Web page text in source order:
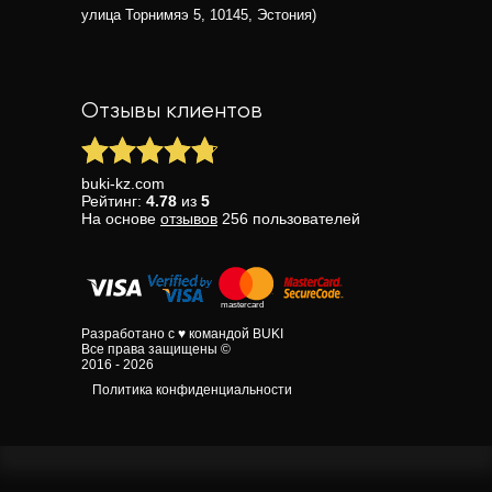
улица Торнимяэ 5, 10145, Эстония)
Отзывы клиентов
buki-kz.com
Рейтинг: 4.78 из 5
На основе отзывов 256 пользователей
Разработано с ♥ командой BUKI
Все права защищены ©
2016 - 2026
Политика конфиденциальности